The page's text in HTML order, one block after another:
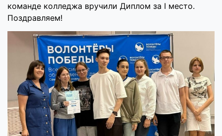
команде колледжа вручили Диплом за I место.
Поздравляем!